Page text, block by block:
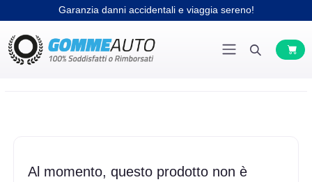
Garanzia danni accidentali e viaggia sereno!
Al momento, questo prodotto non è